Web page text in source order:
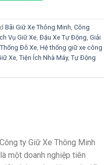
Bãi Giữ Xe Thông Minh, Công
Vụ Giữ Xe, Đậu Xe Tự Động, Giải
Đỗ Xe, Hệ thống giữ xe công
Xe, Tiện Ích Nhà Máy, Tự Động
ty Giữ Xe Thông Minh
một doanh nghiệp tiên